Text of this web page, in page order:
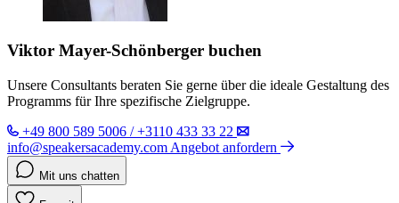
Viktor Mayer-Schönberger buchen
Unsere Consultants beraten Sie gerne über die ideale Gestaltung des
Programms für Ihre spezifische Zielgruppe.
+49 800 589 5006 / +3110 433 33 22
info@speakersacademy.com Angebot anfordern
Mit uns chatten